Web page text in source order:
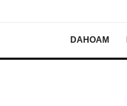
DAHOAM